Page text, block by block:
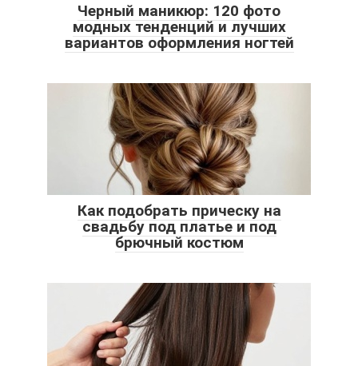
Черный маникюр: 120 фото
модных тенденций и лучших
вариантов оформления ногтей
Как подобрать прическу на
свадьбу под платье и под
брючный костюм